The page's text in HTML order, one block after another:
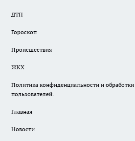
ДТП
Гороскоп
Происшествия
ЖКХ
Политика конфиденциальности и
пользователей.
Главная
Новости